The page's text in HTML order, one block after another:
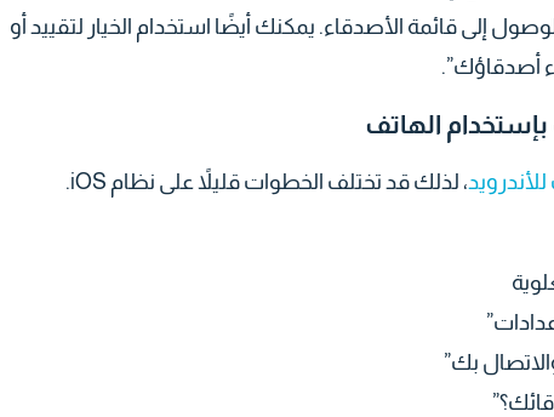
إلى قائمة الأصدقاء. يمكنك أيضًا استخدام الخيار لتقييد أو
أصدقاؤك”.
الهاتف
، لذلك قد تختلف الخطوات قليلاً على نظام iOS.
بك”